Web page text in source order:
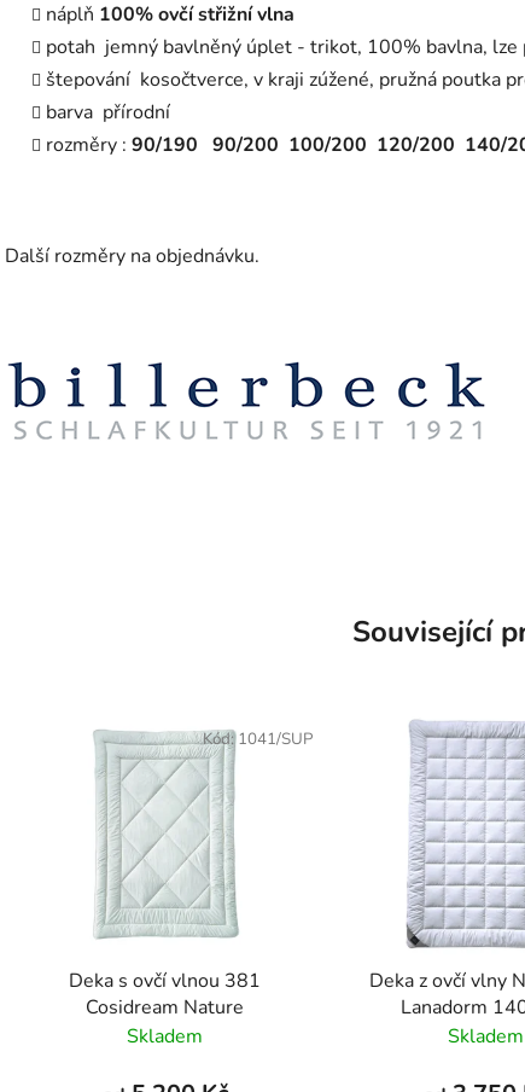
náplň 100% ovčí střižní vlna
potah jemný bavlněný úplet - trikot, 100% bavlna, lze
štepování kosočtverce, v kraji zúžené, pružná poutka
barva přírodní
rozměry : 90/190 90/200 100/200 120/200 140/
Další rozměry na objednávku.
Související
Deka s ovčí vlnou 381
Cosidream Nature
Skladem
Kód:1041/SUP
Deka z ovčí vlny
Lanadorm
Skladem